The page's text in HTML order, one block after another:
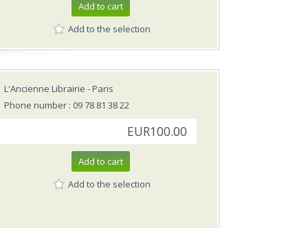
Add to cart
Add to the selection
L'Ancienne Librairie - Paris
Phone number : 09 78 81 38 22
EUR100.00
Add to cart
Add to the selection